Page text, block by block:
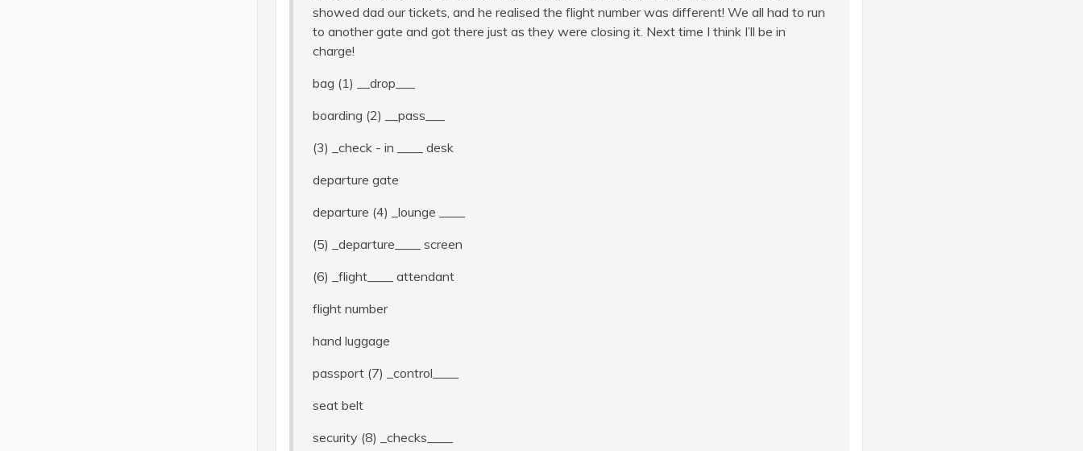
showed dad our tickets, and he realised the flight number was different! We all had to run
to another gate and got there just as they were closing it. Next time I think I’ll be in
charge!
bag (1) __drop___
boarding (2) __pass___
(3) _check - in ____ desk
departure gate
departure (4) _lounge ____
(5) _departure____ screen
(6) _flight____ attendant
flight number
hand luggage
passport (7) _control____
seat belt
security (8) _checks____